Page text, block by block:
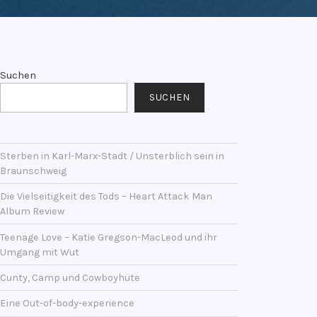
Suchen
SUCHEN
Sterben in Karl-Marx-Stadt / Unsterblich sein in
Braunschweig
Die Vielseitigkeit des Tods – Heart Attack Man
Album Review
Teenage Love – Katie Gregson-MacLeod und ihr
Umgang mit Wut
Cunty, Camp und Cowboyhüte
Eine Out-of-body-experience